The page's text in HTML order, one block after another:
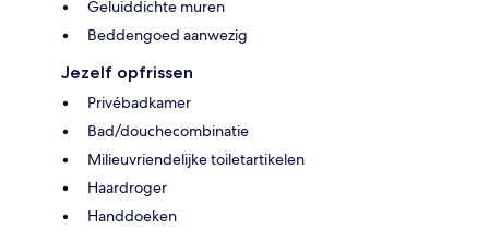
Geluiddichte muren
Beddengoed aanwezig
Jezelf opfrissen
Privébadkamer
Bad/douchecombinatie
Milieuvriendelijke toiletartikelen
Haardroger
Handdoeken